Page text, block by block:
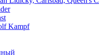
Kampf